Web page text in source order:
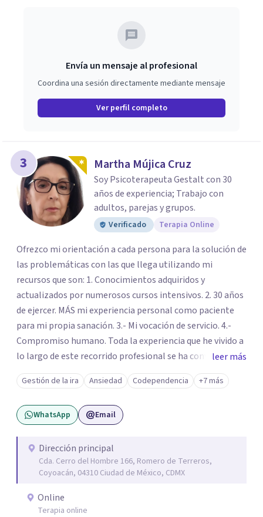
Envía un mensaje al profesional
Coordina una sesión directamente mediante mensaje
Ver perfil completo
3 Martha Mújica Cruz
Soy Psicoterapeuta Gestalt con 30
años de experiencia; Trabajo con
adultos, parejas y grupos.
Verificado Terapia Online
Ofrezco mi orientación a cada persona para la solución de
las problemáticas con las que llega utilizando mi
recursos que son: 1. Conocimientos adquiridos y
actualizados por numerosos cursos intensivos. 2. 30 años
de ejercer. MÁS mi experiencia personal como paciente
para mi propia sanación. 3.- Mi vocación de servicio. 4.-
Compromiso humano. Toda la experiencia que he vivido a
lo largo de este recorrido profesional se ha convertido en
una forma de vida congruente y satisfactoria en mi, por la
certeza de quien soy y de mis objetivos, que me han dado
el mando de mi existencia y este es mi objetivo para mis
pacientes en un ambiente de compresión y
leer más
Gestión de la ira Ansiedad Codependencia +7 más
WhatsApp Email
Dirección principal
Cda. Cerro del Hombre 166, Romero de Terreros,
Coyoacán, 04310 Ciudad de México, CDMX
Online
Terapia online